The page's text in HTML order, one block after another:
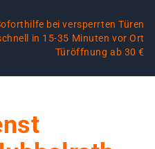
bei versperrten Türen
in 15-35 Minuten vor Ort
Türöffnung ab 30 €